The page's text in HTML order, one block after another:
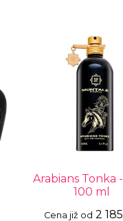
Arabians Tonka
100 ml
Cena již od 2